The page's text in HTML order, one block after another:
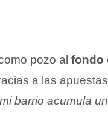
pozo al fondo
a las
barrio acumula